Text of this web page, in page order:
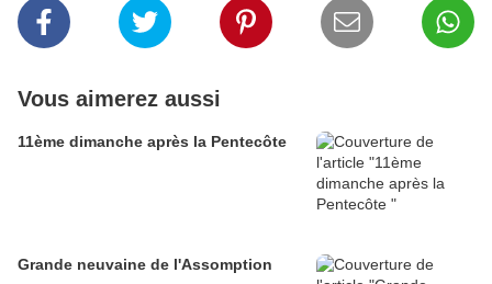
Vous aimerez aussi
11ème dimanche après la Pentecôte
Grande neuvaine de l'Assomption